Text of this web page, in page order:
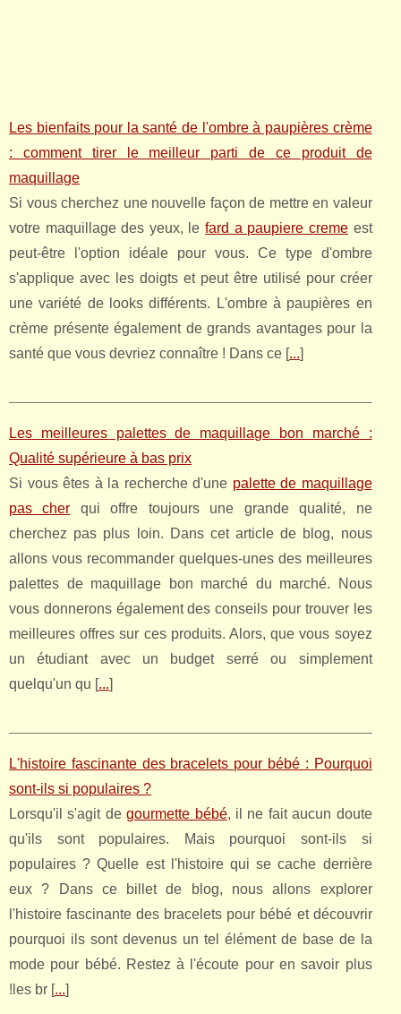
Les bienfaits pour la santé de l'ombre à paupières crème
: comment tirer le meilleur parti de ce produit de
maquillage
Si vous cherchez une nouvelle façon de mettre en valeur
votre maquillage des yeux, lefard a paupiere cremeest
peut-être l'option idéale pour vous. Ce type d'ombre
s'applique avec les doigts et peut être utilisé pour créer
une variété de looks différents. L'ombre à paupières en
crème présente également de grands avantages pour la
santé que vous devriez connaître ! Dans ce [...]
Les meilleures palettes de maquillage bon marché :
Qualité supérieure à bas prix
Si vous êtes à la recherche d'une palette de maquillage
pas cher qui offre toujours une grande qualité, ne
cherchez pas plus loin. Dans cet article de blog, nous
allons vous recommander quelques-unes des meilleures
palettes de maquillage bon marché du marché. Nous
vous donnerons également des conseils pour trouver les
meilleures offres sur ces produits. Alors, que vous soyez
un étudiant avec un budget serré ou simplement
quelqu'un qu [...]
L'histoire fascinante des bracelets pour bébé : Pourquoi
sont-ils si populaires ?
Lorsqu'il s'agit degourmette bébé, il ne fait aucun doute
qu'ils sont populaires. Mais pourquoi sont-ils si
populaires ? Quelle est l'histoire qui se cache derrière
eux ? Dans ce billet de blog, nous allons explorer
l'histoire fascinante des bracelets pour bébé et découvrir
pourquoi ils sont devenus un tel élément de base de la
mode pour bébé. Restez à l'écoute pour en savoir plus
!les br [...]